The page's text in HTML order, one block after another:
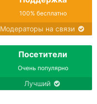
100% бесплатно
Модераторы на связи
Посетители
Очень популярно
Лучший